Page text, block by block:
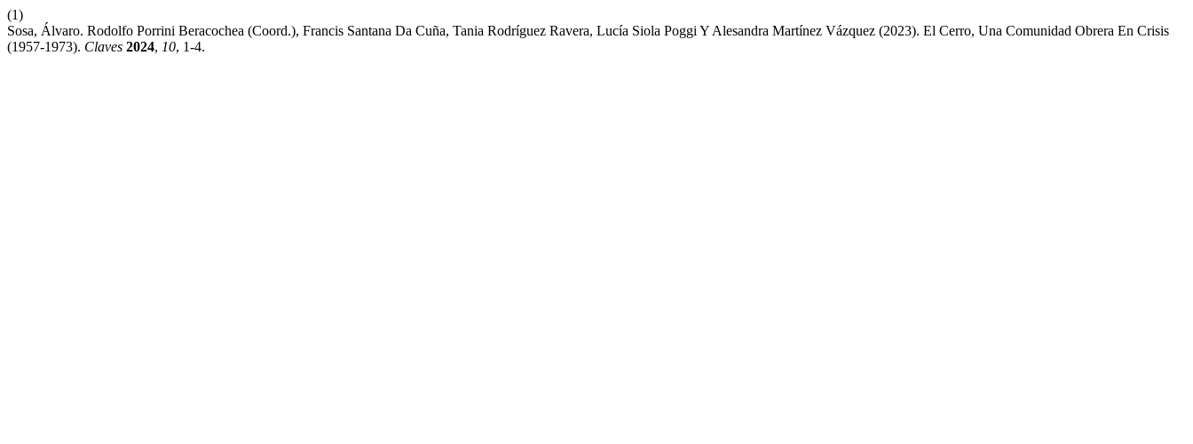
(1)
Sosa, Álvaro. Rodolfo Porrini Beracochea (Coord.), Francis Santana Da Cuña, Tania Rodríguez Ravera, Lucía Siola Poggi Y Alesandra Martínez Vázquez (2023). El Cerro, Una Comunidad Obrera En Crisis
(1957-1973). Claves 2024, 10, 1-4.